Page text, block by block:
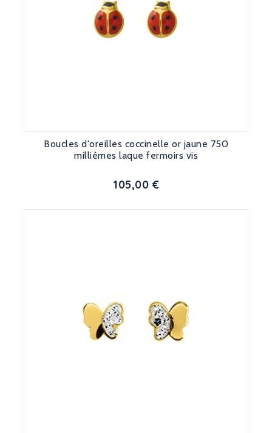
Boucles d'oreilles coccinelle or jaune 750
millièmes laque fermoirs vis
105,00 €